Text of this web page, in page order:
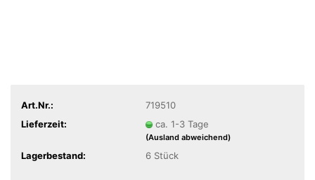
Art.Nr.:
719510
Lieferzeit:
ca. 1-3 Tage
(Ausland abweichend)
Lagerbestand: 6 Stück